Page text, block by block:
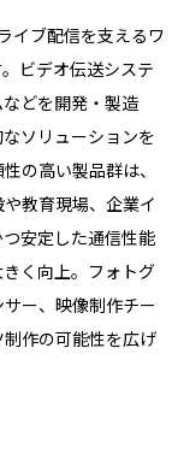
イブ配信を支えるワ
ビデオ伝送システ
どを開発・製造
ソリューションを
の高い製品群は、
教育現場、企業イ
安定した通信性能
く向上。フォトグ
ー、映像制作チー
作の可能性を広げ